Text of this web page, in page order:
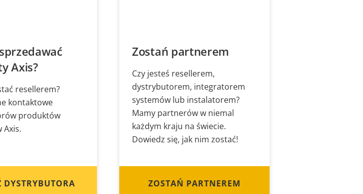
Axis?
resellerem?
kontaktowe
produktów
Axis.
DYSTRYBUTORA
Zostań partnerem
Czy jesteś resellerem,
dystrybutorem, integratorem
systemów lub instalatorem?
Mamy partnerów w niemal
każdym kraju na świecie.
Dowiedz się, jak nim zostać!
ZOSTAŃ PARTNEREM